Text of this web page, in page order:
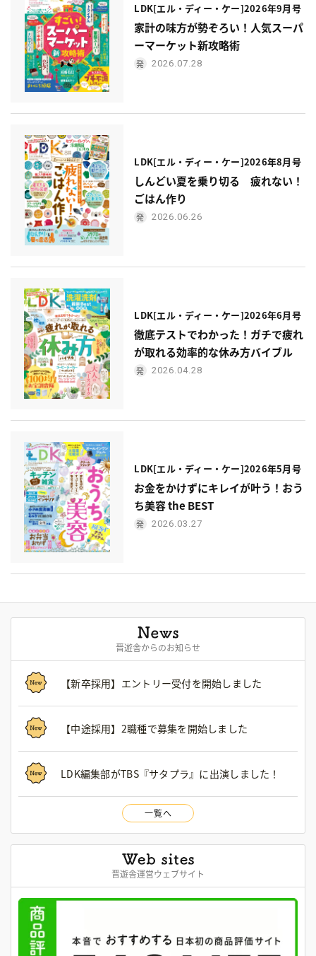
LDK[エル・ディー・ケー]2026年9月号
家計の味方が勢ぞろい！人気スーパ
ーマーケット新攻略術
2026.07.28
LDK[エル・ディー・ケー]2026年8月号
しんどい夏を乗り切る 疲れない！
ごはん作り
2026.06.26
LDK[エル・ディー・ケー]2026年6月号
徹底テストでわかった！ガチで疲れ
が取れる効率的な休み方バイブル
2026.04.28
LDK[エル・ディー・ケー]2026年5月号
お金をかけずにキレイが叶う！おう
ち美容 the BEST
2026.03.27
晋遊舎からのお知らせ
【新卒採用】エントリー受付を開始しました
【中途採用】2職種で募集を開始しました
LDK編集部がTBS『サタプラ』に出演しました！
一覧へ
晋遊舎運営ウェブサイト